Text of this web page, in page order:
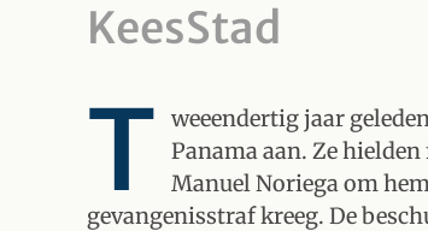
KeesStad
T
weeendertig jaar
Panama aan. Ze
Manuel Noriega om
gevangenisstraf kreeg. De